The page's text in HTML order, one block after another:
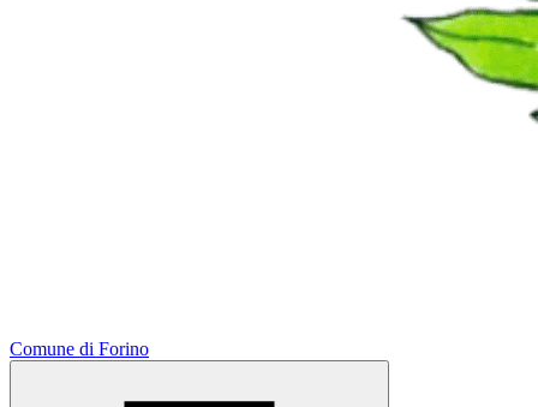
Comune di Forino